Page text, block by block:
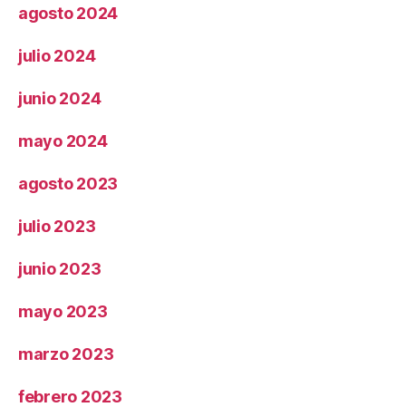
agosto 2024
julio 2024
junio 2024
mayo 2024
agosto 2023
julio 2023
junio 2023
mayo 2023
marzo 2023
febrero 2023